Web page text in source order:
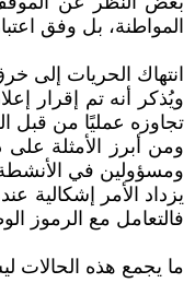
المواطنة، بل وفق
انتهاك الحريات إلى
ويُذكر أنه تم إقرار
تجاوزه عمليًا من قبل
ومن أبرز الأمثلة
ومسؤولين في
يزداد الأمر إشكالية
فالتعامل مع الرموز
ما يجمع هذه الحالات